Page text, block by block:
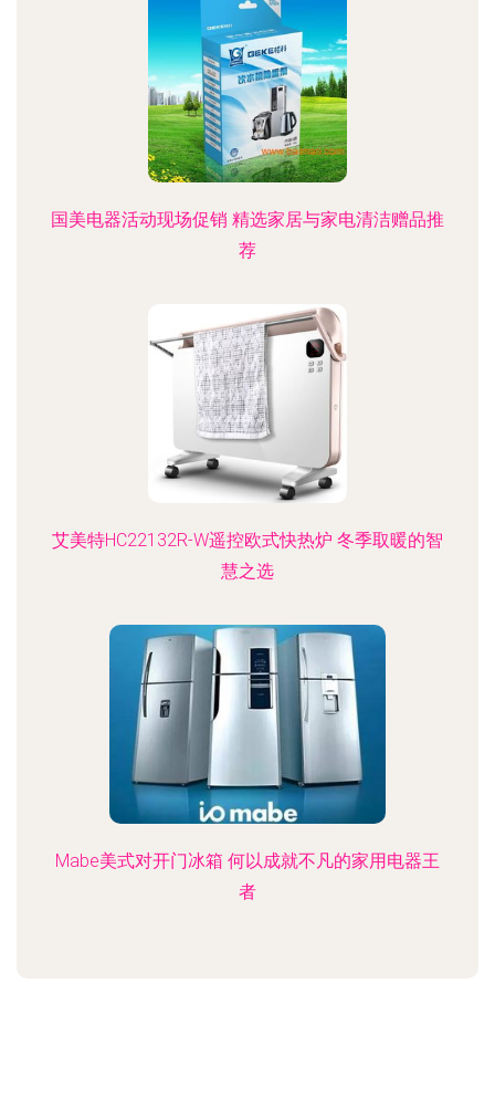
国美电器活动现场促销 精选家居与家电清洁赠品推
荐
艾美特HC22132R-W遥控欧式快热炉 冬季取暖的智
慧之选
Mabe美式对开门冰箱 何以成就不凡的家用电器王
者